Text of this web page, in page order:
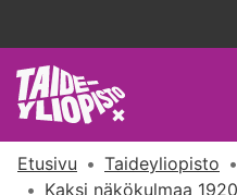
Etusivu Taideyliopisto